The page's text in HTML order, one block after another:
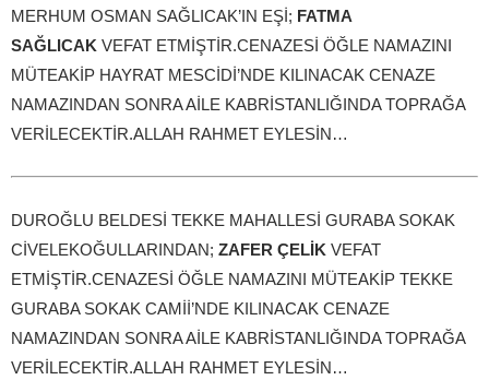
MERHUM OSMAN SAĞLICAK’IN EŞİ; FATMA
SAĞLICAK VEFAT ETMİŞTİR.CENAZESİ ÖĞLE NAMAZINI
MÜTEAKİP HAYRAT MESCİDİ’NDE KILINACAK CENAZE
NAMAZINDAN SONRA AİLE KABRİSTANLIĞINDA TOPRAĞA
VERİLECEKTİR.ALLAH RAHMET EYLESİN…
DUROĞLU BELDESİ TEKKE MAHALLESİ GURABA SOKAK
CİVELEKOĞULLARINDAN; ZAFER ÇELİK VEFAT
ETMİŞTİR.CENAZESİ ÖĞLE NAMAZINI MÜTEAKİP TEKKE
GURABA SOKAK CAMİİ’NDE KILINACAK CENAZE
NAMAZINDAN SONRA AİLE KABRİSTANLIĞINDA TOPRAĞA
VERİLECEKTİR.ALLAH RAHMET EYLESİN…